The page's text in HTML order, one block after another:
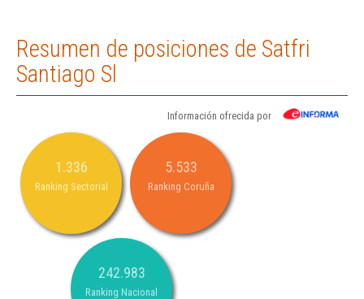
Resumen de posiciones de Satfri
Santiago Sl
Información ofrecida por
1.336
Ranking Sectorial
5.533
Ranking Coruña
242.983
Ranking Nacional